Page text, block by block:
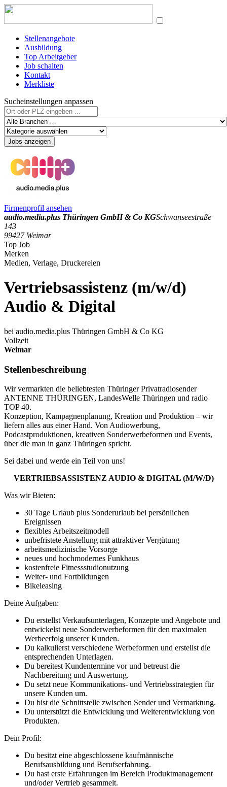
Stellenangebote
Ausbildung
Top Arbeitgeber
Job schalten
Kontakt
Merkliste
Sucheinstellungen anpassen
Jobs anzeigen
Firmenprofil ansehen
audio.media.plus Thüringen GmbH & Co KGSchwanseestraße
143
99427 Weimar
Top Job
Merken
Medien, Verlage, Druckereien
Vertriebsassistenz (m/w/d)
Audio & Digital
bei audio.media.plus Thüringen GmbH & Co KG
Vollzeit
Weimar
Stellenbeschreibung
Wir vermarkten die beliebtesten Thüringer Privatradiosender
ANTENNE THÜRINGEN, LandesWelle Thüringen und radio
TOP 40.
Konzeption, Kampagnenplanung, Kreation und Produktion – wir
liefern alles aus einer Hand. Von Audiowerbung,
Podcastproduktionen, kreativen Sonderwerbeformen und Events,
über die man in ganz Thüringen spricht.
Sei dabei und werde ein Teil von uns!
VERTRIEBSASSISTENZ AUDIO & DIGITAL (M/W/D)
Was wir Bieten:
30 Tage Urlaub plus Sonderurlaub bei persönlichen
Ereignissen
flexibles Arbeitszeitmodell
unbefristete Anstellung mit attraktiver Vergütung
arbeitsmedizinische Vorsorge
neues und hochmodernes Funkhaus
kostenfreie Fitnessstudionutzung
Weiter- und Fortbildungen
Bikeleasing
Deine Aufgaben:
Du erstellst Verkaufsunterlagen, Konzepte und Angebote und
entwickelst neue Sonderwerbeformen für den maximalen
Werbeerfolg unserer Kunden.
Du kalkulierst verschiedene Werbeformen und erstellst die
entsprechenden Unterlagen.
Du bereitest Kundentermine vor und betreust die
Nachbereitung und Auswertung.
Du setzt neue Kommunikations- und Vertriebsstrategien für
unsere Kunden um.
Du bist die Schnittstelle zwischen Sender und Vermarktung.
Du unterstützt die Entwicklung und Weiterentwicklung von
Produkten.
Dein Profil:
Du besitzt eine abgeschlossene kaufmännische
Berufsausbildung und Berufserfahrung.
Du hast erste Erfahrungen im Bereich Produktmanagement
und/oder Vertrieb gesammelt.